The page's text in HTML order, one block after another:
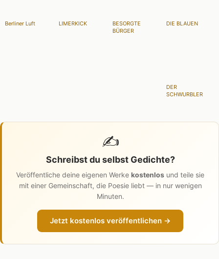
Berliner Luft LIMERKICK
BESORGTE
BÜRGER
DIE BLAUEN
DER
SCHWURBLER
✍️
Schreibst du selbst Gedichte?
Veröffentliche deine eigenen Werke kostenlos und teile sie
mit einer Gemeinschaft, die Poesie liebt — in nur wenigen
Minuten.
Jetzt kostenlos veröffentlichen →